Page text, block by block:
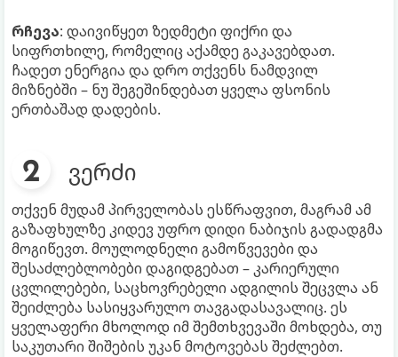
რჩევა: დაივიწყეთ ზედმეტი ფიქრი და
სიფრთხილე, რომელიც აქამდე გაკავებდათ.
ჩადეთ ენერგია და დრო თქვენს ნამდვილ
მიზნებში – ნუ შეგეშინდებათ ყველა ფსონის
ერთბაშად დადების.
ვერძი
თქვენ მუდამ პირველობას ესწრაფვით, მაგრამ ამ
გაზაფხულზე კიდევ უფრო დიდი ნაბიჯის გადადგმა
მოგიწევთ. მოულოდნელი გამოწვევები და
შესაძლებლობები დაგიდგებათ – კარიერული
ცვლილებები, საცხოვრებელი ადგილის შეცვლა ან
შეიძლება სასიყვარულო თავგადასავალიც. ეს
ყველაფერი მხოლოდ იმ შემთხვევაში მოხდება, თუ
საკუთარი შიშების უკან მოტოვებას შეძლებთ.